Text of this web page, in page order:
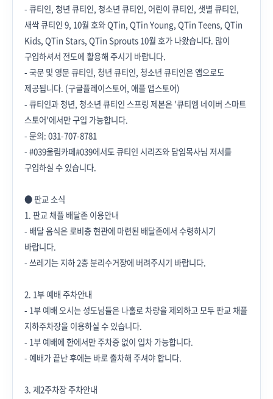
- 큐티인, 청년 큐티인, 청소년 큐티인, 어린이 큐티인, 샛별 큐티인,
새싹 큐티인 9, 10월 호와 QTin, QTin Young, QTin Teens, QTin
Kids, QTin Stars, QTin Sprouts 10월 호가 나왔습니다. 많이
구입하셔서 전도에 활용해 주시기 바랍니다.
- 국문 및 영문 큐티인, 청년 큐티인, 청소년 큐티인은 앱으로도
제공됩니다. (구글플레이스토어, 애플 앱스토어)
- 큐티인과 청년, 청소년 큐티인 스프링 제본은 '큐티엠 네이버 스마트
스토어'에서만 구입 가능합니다.
- 문의: 031-707-8781
- #039울림카페#039에서도 큐티인 시리즈와 담임목사님 저서를
구입하실 수 있습니다.
● 판교 소식
1. 판교 채플 배달존 이용안내
- 배달 음식은 로비층 현관에 마련된 배달존에서 수령하시기
바랍니다.
- 쓰레기는 지하 2층 분리수거장에 버려주시기 바랍니다.
2. 1부 예배 주차안내
- 1부 예배 오시는 성도님들은 나홀로 차량을 제외하고 모두 판교 채플
지하주차장을 이용하실 수 있습니다.
- 1부 예배에 한에서만 주차증 없이 입차 가능합니다.
- 예배가 끝난 후에는 바로 출차해 주셔야 합니다.
3. 제2주차장 주차안내